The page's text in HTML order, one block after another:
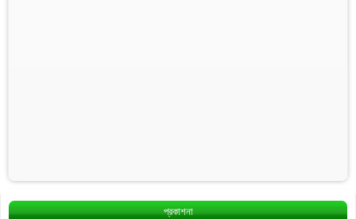
প্রকাশনা